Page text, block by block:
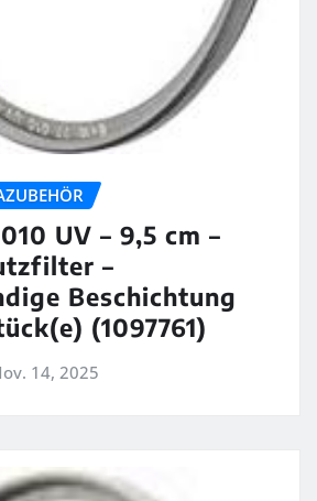
UV – 9,5 cm –
–
Beschichtung
(1097761)
14, 2025